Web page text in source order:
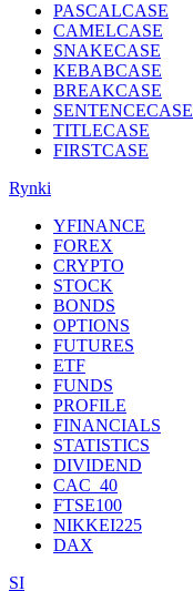
PASCALCASE
CAMELCASE
SNAKECASE
KEBABCASE
BREAKCASE
SENTENCECASE
TITLECASE
FIRSTCASE
Rynki
YFINANCE
FOREX
CRYPTO
STOCK
BONDS
OPTIONS
FUTURES
ETF
FUNDS
PROFILE
FINANCIALS
STATISTICS
DIVIDEND
CAC_40
FTSE100
NIKKEI225
DAX
SI